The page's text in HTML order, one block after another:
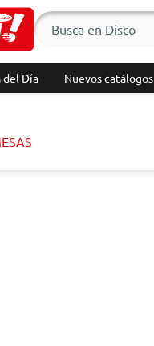
del Día Nuevos catálogos